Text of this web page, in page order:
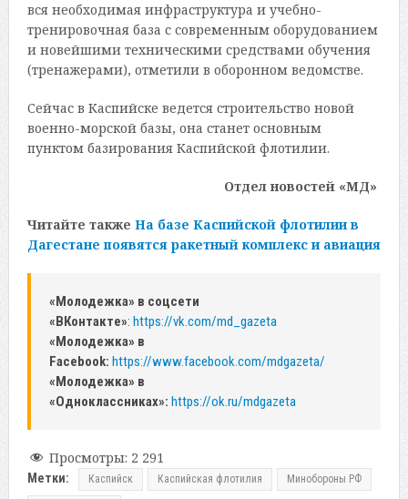
вся необходимая инфраструктура и учебно-
тренировочная база с современным оборудованием
и новейшими техническими средствами обучения
(тренажерами), отметили в оборонном ведомстве.
Сейчас в Каспийске ведется строительство новой
военно-морской базы, она станет основным
пунктом базирования Каспийской флотилии.
Отдел новостей «МД»
Читайте также На базе Каспийской флотилии в
Дагестане появятся ракетный комплекс и авиация
«Молодежка» в соцсети
«ВКонтакте»: https://vk.com/md_gazeta
«Молодежка» в
Facebook: https://www.facebook.com/mdgazeta/
«Молодежка» в
«Одноклассниках»: https://ok.ru/mdgazeta
Просмотры: 2 291
Метки: Каспийск Каспийская флотилия Минобороны РФ